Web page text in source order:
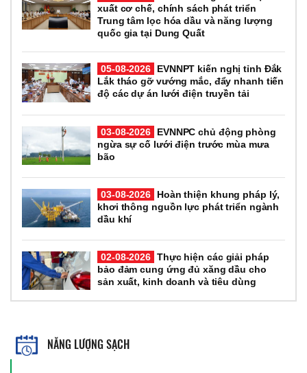
xuất cơ chế, chính sách phát triển
Trung tâm lọc hóa dầu và năng lượng
quốc gia tại Dung Quất
05-08-2026
EVNNPT kiến nghị tỉnh Đắk
Lắk tháo gỡ vướng mắc, đẩy nhanh tiến
độ các dự án lưới điện truyền tải
03-08-2026
EVNNPC chủ động phòng
ngừa sự cố lưới điện trước mùa mưa
bão
03-08-2026
Hoàn thiện khung pháp lý,
khơi thông nguồn lực phát triển ngành
dầu khí
02-08-2026 Thực hiện các giải pháp
bảo đảm cung ứng đủ xăng dầu cho
sản xuất, kinh doanh và tiêu dùng
NĂNG LƯỢNG SẠCH